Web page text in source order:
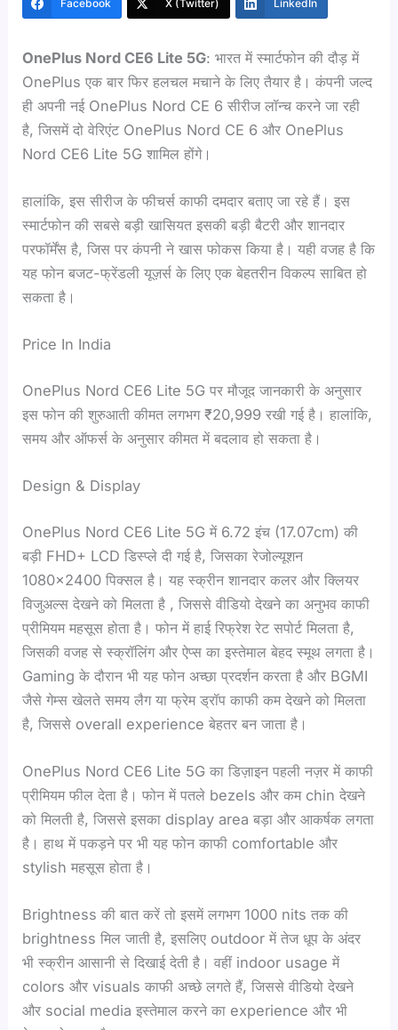
Facebook X (Twitter) LinkedIn
OnePlus Nord CE6 Lite 5G: भारत में स्मार्टफोन की दौड़ में
OnePlus एक बार फिर हलचल मचाने के लिए तैयार है। कंपनी जल्द
ही अपनी नई OnePlus Nord CE 6 सीरीज लॉन्च करने जा रही
है, जिसमें दो वेरिएंट OnePlus Nord CE 6 और OnePlus
Nord CE6 Lite 5G शामिल होंगे।
हालांकि, इस सीरीज के फीचर्स काफी दमदार बताए जा रहे हैं। इस
स्मार्टफोन की सबसे बड़ी खासियत इसकी बड़ी बैटरी और शानदार
परफॉर्मेंस है, जिस पर कंपनी ने खास फोकस किया है। यही वजह है कि
यह फोन बजट-फ्रेंडली यूज़र्स के लिए एक बेहतरीन विकल्प साबित हो
सकता है।
Price In India
OnePlus Nord CE6 Lite 5G पर मौजूद जानकारी के अनुसार
इस फोन की शुरुआती कीमत लगभग ₹20,999 रखी गई है। हालांकि,
समय और ऑफर्स के अनुसार कीमत में बदलाव हो सकता है।
Design & Display
OnePlus Nord CE6 Lite 5G में 6.72 इंच (17.07cm) की
बड़ी FHD+ LCD डिस्प्ले दी गई है, जिसका रेजोल्यूशन
1080×2400 पिक्सल है। यह स्क्रीन शानदार कलर और क्लियर
विजुअल्स देखने को मिलता है , जिससे वीडियो देखने का अनुभव काफी
प्रीमियम महसूस होता है। फोन में हाई रिफ्रेश रेट सपोर्ट मिलता है,
जिसकी वजह से स्क्रॉलिंग और ऐप्स का इस्तेमाल बेहद स्मूथ लगता है।
Gaming के दौरान भी यह फोन अच्छा प्रदर्शन करता है और BGMI
जैसे गेम्स खेलते समय लैग या फ्रेम ड्रॉप काफी कम देखने को मिलता
है, जिससे overall experience बेहतर बन जाता है।
OnePlus Nord CE6 Lite 5G का डिज़ाइन पहली नज़र में काफी
प्रीमियम फील देता है। फोन में पतले bezels और कम chin देखने
को मिलती है, जिससे इसका display area बड़ा और आकर्षक लगता
है। हाथ में पकड़ने पर भी यह फोन काफी comfortable और
stylish महसूस होता है।
Brightness की बात करें तो इसमें लगभग 1000 nits तक की
brightness मिल जाती है, इसलिए outdoor में तेज धूप के अंदर
भी स्क्रीन आसानी से दिखाई देती है। वहीं indoor usage में
colors और visuals काफी अच्छे लगते हैं, जिससे वीडियो देखने
और social media इस्तेमाल करने का experience और भी